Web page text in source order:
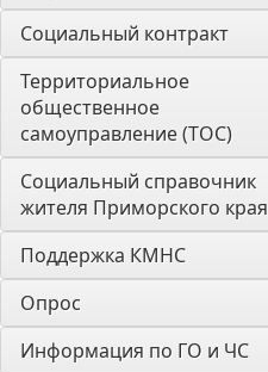
Социальный контракт
Территориальное
общественное
самоуправление (ТОС)
Социальный справочник
жителя Приморского края
Поддержка КМНС
Опрос
Информация по ГО и ЧС